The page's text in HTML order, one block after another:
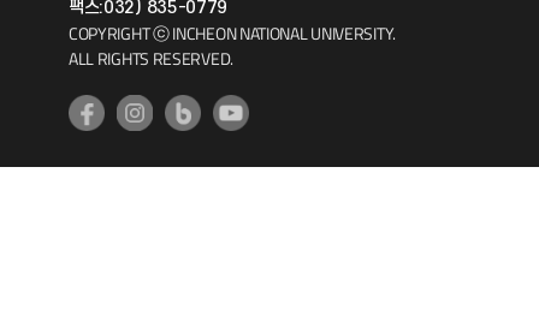
기초교육원
팩스:032) 835-0779
COPYRIGHT ⓒ INCHEON NATIONAL UNIVERSITY.
ALL RIGHTS RESERVED.